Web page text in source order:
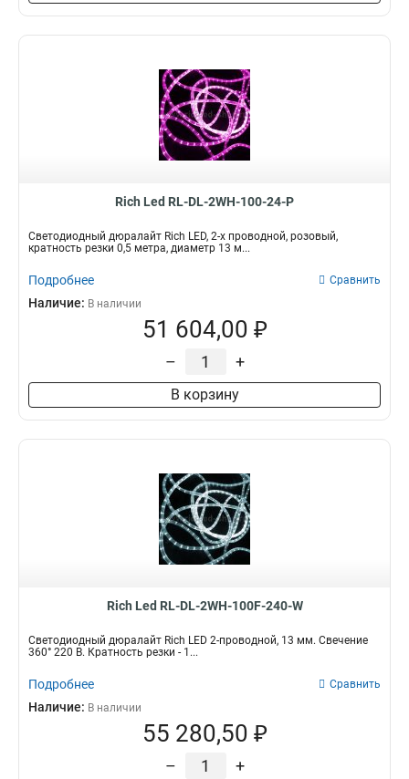
Rich Led RL-DL-2WH-100-24-P
Светодиодный дюралайт Rich LED, 2-х проводной, розовый,
кратность резки 0,5 метра, диаметр 13 м...
Подробнее Сравнить
Наличие: В наличии
51 604,00 ₽
– +
В корзину
Rich Led RL-DL-2WH-100F-240-W
Светодиодный дюралайт Rich LED 2-проводной, 13 мм. Свечение
360° 220 В. Кратность резки - 1...
Подробнее Сравнить
Наличие: В наличии
55 280,50 ₽
– +